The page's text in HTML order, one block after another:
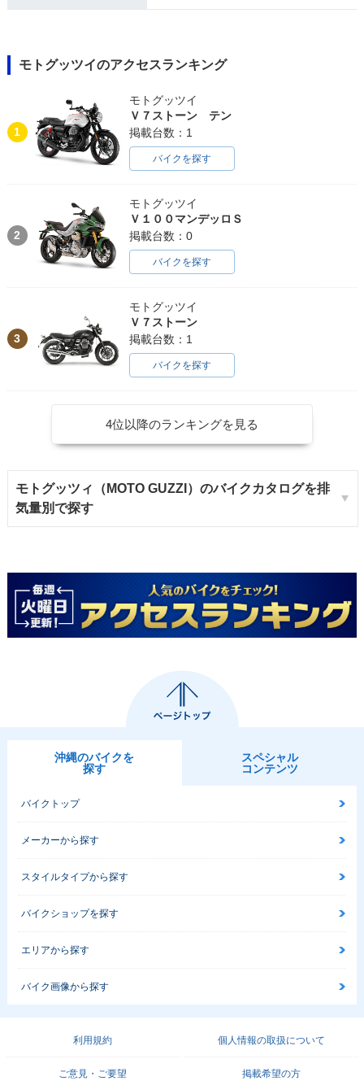
モトグッツイのアクセスランキング
1
モトグッツイ
Ｖ７ストーン テン
掲載台数：1
バイクを探す
2
モトグッツイ
Ｖ１００マンデッロＳ
掲載台数：0
バイクを探す
3
モトグッツイ
Ｖ７ストーン
掲載台数：1
バイクを探す
4位以降のランキングを見る
モトグッツィ（MOTO GUZZI）のバイクカタログを排
気量別で探す
沖縄のバイクを
探す
スペシャル
コンテンツ
バイクトップ
メーカーから探す
スタイルタイプから探す
バイクショップを探す
エリアから探す
バイク画像から探す
利用規約 個人情報の取扱について
ご意見・ご要望 掲載希望の方